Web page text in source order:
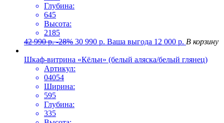
Глубина:
645
Высота:
2185
42 990р. -28% 30 990 р. Ваша выгода 12 000 р. В корзину
Шкаф-витрина «Кёльн» (белый аляска/белый глянец)
Артикул:
04054
Ширина:
595
Глубина:
335